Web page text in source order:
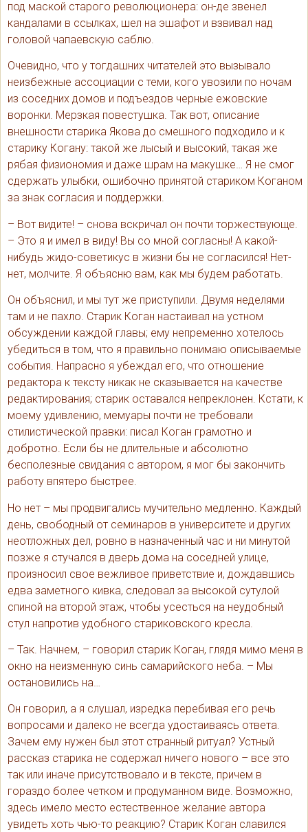
под маской старого революционера: он-де звенел
кандалами в ссылках, шел на эшафот и взвивал над
головой чапаевскую саблю.
Очевидно, что у тогдашних читателей это вызывало
неизбежные ассоциации с теми, кого увозили по ночам
из соседних домов и подъездов черные ежовские
воронки. Мерзкая повестушка. Так вот, описание
внешности старика Якова до смешного подходило и к
старику Когану: такой же лысый и высокий, такая же
рябая физиономия и даже шрам на макушке… Я не смог
сдержать улыбки, ошибочно принятой стариком Коганом
за знак согласия и поддержки.
– Вот видите! – снова вскричал он почти торжествующе.
– Это я и имел в виду! Вы со мной согласны! А какой-
нибудь жидо-советикус в жизни бы не согласился! Нет-
нет, молчите. Я объясню вам, как мы будем работать.
Он объяснил, и мы тут же приступили. Двумя неделями
там и не пахло. Старик Коган настаивал на устном
обсуждении каждой главы; ему непременно хотелось
убедиться в том, что я правильно понимаю описываемые
события. Напрасно я убеждал его, что отношение
редактора к тексту никак не сказывается на качестве
редактирования; старик оставался непреклонен. Кстати, к
моему удивлению, мемуары почти не требовали
стилистической правки: писал Коган грамотно и
добротно. Если бы не длительные и абсолютно
бесполезные свидания с автором, я мог бы закончить
работу впятеро быстрее.
Но нет – мы продвигались мучительно медленно. Каждый
день, свободный от семинаров в университете и других
неотложных дел, ровно в назначенный час и ни минутой
позже я стучался в дверь дома на соседней улице,
произносил свое вежливое приветствие и, дождавшись
едва заметного кивка, следовал за высокой сутулой
спиной на второй этаж, чтобы усесться на неудобный
стул напротив удобного стариковского кресла.
– Так. Начнем, – говорил старик Коган, глядя мимо меня в
окно на неизменную синь самарийского неба. – Мы
остановились на…
Он говорил, а я слушал, изредка перебивая его речь
вопросами и далеко не всегда удостаиваясь ответа.
Зачем ему нужен был этот странный ритуал? Устный
рассказ старика не содержал ничего нового – все это
так или иначе присутствовало и в тексте, причем в
гораздо более четком и продуманном виде. Возможно,
здесь имело место естественное желание автора
увидеть хоть чью-то реакцию? Старик Коган славился